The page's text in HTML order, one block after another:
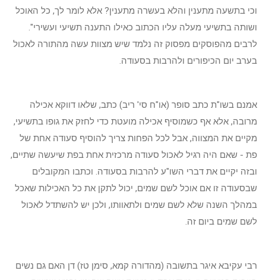
וכי בתשעה מתענין והלא בעשרה מתענין? אלא לומר לך, כל האוכל
ושותה בתשיעי מעלה עליו הכתוב כאילו התענה תשיעי ועשירי".
לרבים מהפוסקים מפסוק זה נלמד שיש מצוות עשה מהתורה לאכול
בערב יום הכיפורים ולהרבות בסעודה.
אמנם בשו"ת כתב סופר (או"ח סי' ריב) כתב, שלאו דווקא אכילה
מרובה, אלא אף כשמוסיף אכילה מועטת כדי לחזק את גופו בתשיעי,
מקיים את המצווה, אבל לכל הפחות צריך להוסיף סעודה אחת של
פת - שאם היה רגיל לאכול סעודה מרכזית אחת בפת שיעשה שתיים,
ובזה יקיים את דברי השו"ע להרבות בסעודה. וכתבו המקובלים
שבסעודה זו אם אוכל לשם שמים, יכול לתקן את כל האכילות שאכל
במהלך השנה שלא לשם שמים ולתאוותו, ולכן יש להשתדל לאכול
לשם שמים ביום זה.
רבי עקיבא איגר בתשובה (מהדורה קמא, סימן טז) דן האם גם נשים